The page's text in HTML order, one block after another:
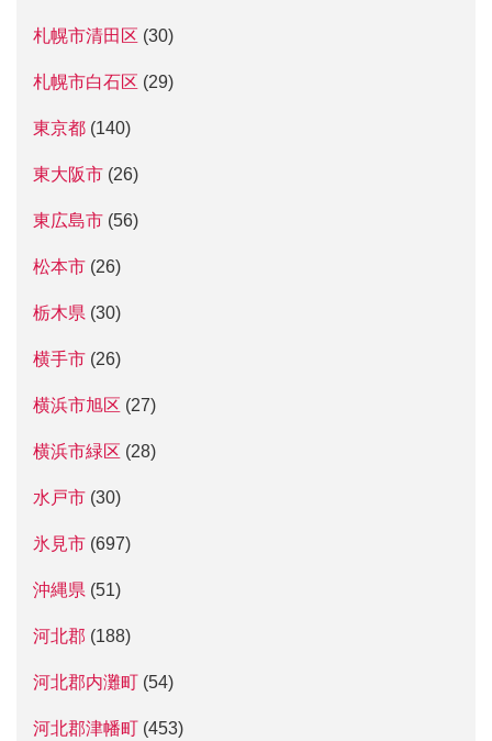
札幌市清田区 (30)
札幌市白石区 (29)
東京都 (140)
東大阪市 (26)
東広島市 (56)
松本市 (26)
栃木県 (30)
横手市 (26)
横浜市旭区 (27)
横浜市緑区 (28)
水戸市 (30)
氷見市 (697)
沖縄県 (51)
河北郡 (188)
河北郡内灘町 (54)
河北郡津幡町 (453)